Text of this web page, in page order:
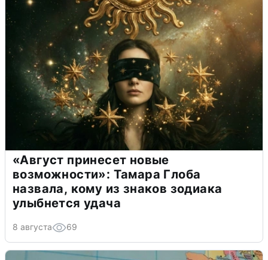
«Август принесет новые
возможности»: Тамара Глоба
назвала, кому из знаков зодиака
улыбнется удача
8 августа 69